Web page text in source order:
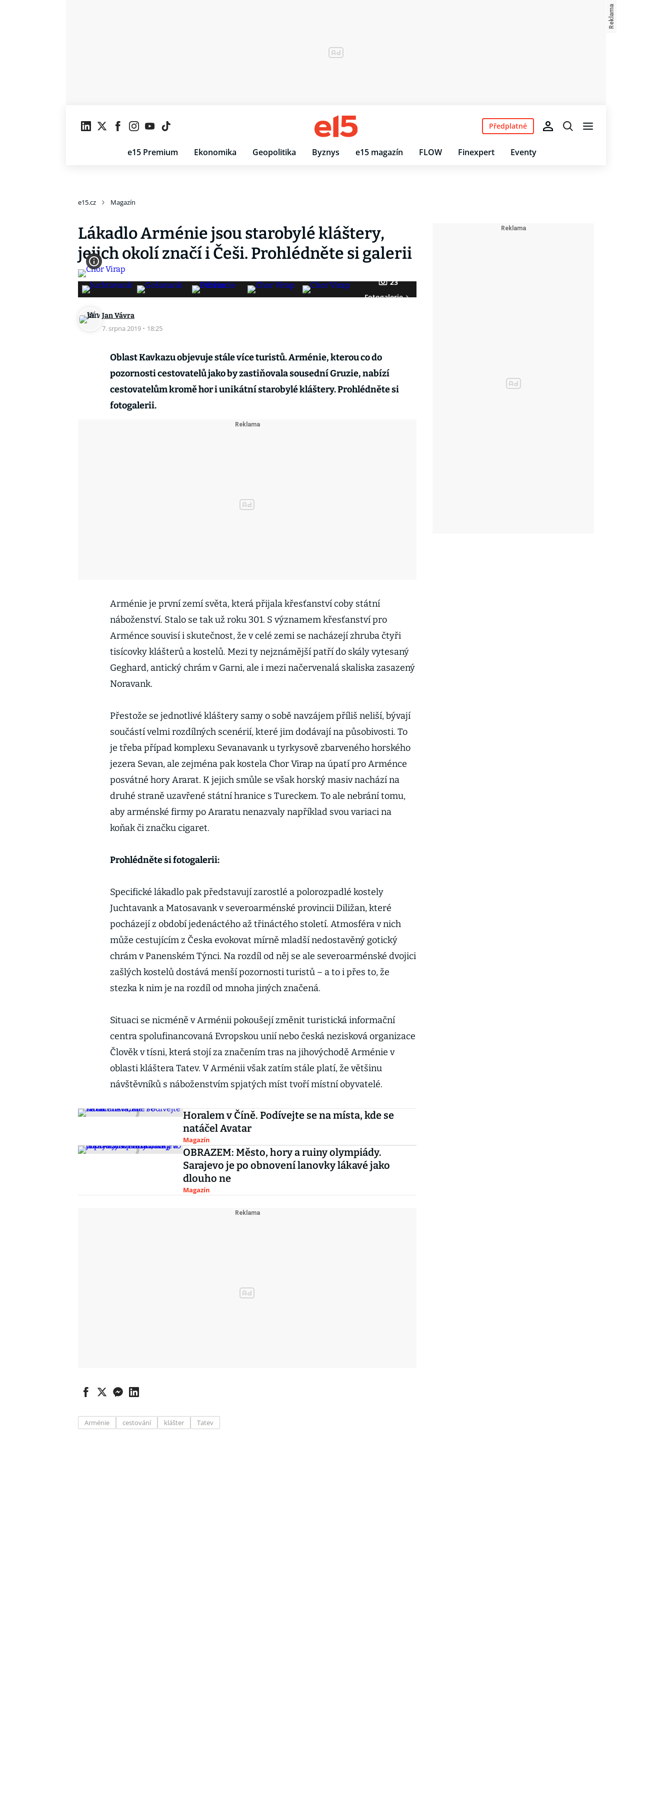
e15 Premium Ekonomika Geopolitika Byznys e15 magazín FLOW Finexpert Eventy
Předplatné
e15.cz Magazín
Lákadlo Arménie jsou starobylé kláštery,
jejich okolí značí i Češi. Prohlédněte si galerii
23
Fotogalerie
Jan Vávra
7. srpna 2019 · 18:25
Oblast Kavkazu objevuje stále více turistů. Arménie, kterou co do
pozornosti cestovatelů jako by zastiňovala sousední Gruzie, nabízí
cestovatelům kromě hor i unikátní starobylé kláštery. Prohlédněte si
fotogalerii.
Arménie je první zemí světa, která přijala křesťanství coby státní
náboženství. Stalo se tak už roku 301. S významem křesťanství pro
Arménce souvisí i skutečnost, že v celé zemi se nacházejí zhruba čtyři
tisícovky klášterů a kostelů. Mezi ty nejznámější patří do skály vytesaný
Geghard, antický chrám v Garni, ale i mezi načervenalá skaliska zasazený
Noravank.
Přestože se jednotlivé kláštery samy o sobě navzájem příliš neliší, bývají
součástí velmi rozdílných scenérií, které jim dodávají na působivosti. To
je třeba případ komplexu Sevanavank u tyrkysově zbarveného horského
jezera Sevan, ale zejména pak kostela Chor Virap na úpatí pro Arménce
posvátné hory Ararat. K jejich smůle se však horský masiv nachází na
druhé straně uzavřené státní hranice s Tureckem. To ale nebrání tomu,
aby arménské firmy po Araratu nenazvaly například svou variaci na
koňak či značku cigaret.
Prohlédněte si fotogalerii:
Specifické lákadlo pak představují zarostlé a polorozpadlé kostely
Juchtavank a Matosavank v severoarménské provincii Diližan, které
pocházejí z období jedenáctého až třináctého století. Atmosféra v nich
může cestujícím z Česka evokovat mírně mladší nedostavěný gotický
chrám v Panenském Týnci. Na rozdíl od něj se ale severoarménské dvojici
zašlých kostelů dostává menší pozornosti turistů – a to i přes to, že
stezka k nim je na rozdíl od mnoha jiných značená.
Situaci se nicméně v Arménii pokoušejí změnit turistická informační
centra spolufinancovaná Evropskou unií nebo česká nezisková organizace
Člověk v tísni, která stojí za značením tras na jihovýchodě Arménie v
oblasti kláštera Tatev. V Arménii však zatím stále platí, že většinu
návštěvníků s náboženstvím spjatých míst tvoří místní obyvatelé.
Horalem v Číně. Podívejte se na místa, kde se
natáčel Avatar
Magazín
OBRAZEM: Město, hory a ruiny olympiády.
Sarajevo je po obnovení lanovky lákavé jako
dlouho ne
Magazín
Arménie cestování klášter Tatev